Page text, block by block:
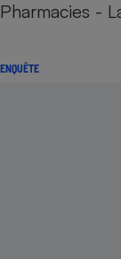
Pharmacies -
ENQUÊTE